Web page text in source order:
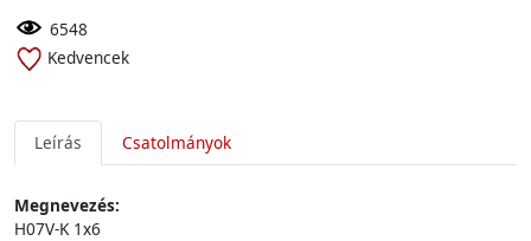
6548
Kedvencek
Leírás Csatolmányok
Megnevezés:
H07V-K 1x6